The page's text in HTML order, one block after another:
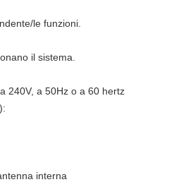
le funzioni.
il sistema.
240V, a 50Hz o a 60 hertz
interna